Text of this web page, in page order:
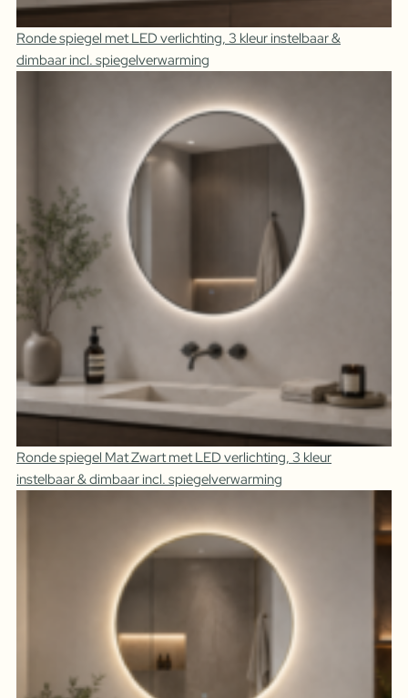
Ronde spiegel met LED verlichting, 3 kleur instelbaar &
dimbaar incl. spiegelverwarming
Ronde spiegel Mat Zwart met LED verlichting, 3 kleur
instelbaar & dimbaar incl. spiegelverwarming